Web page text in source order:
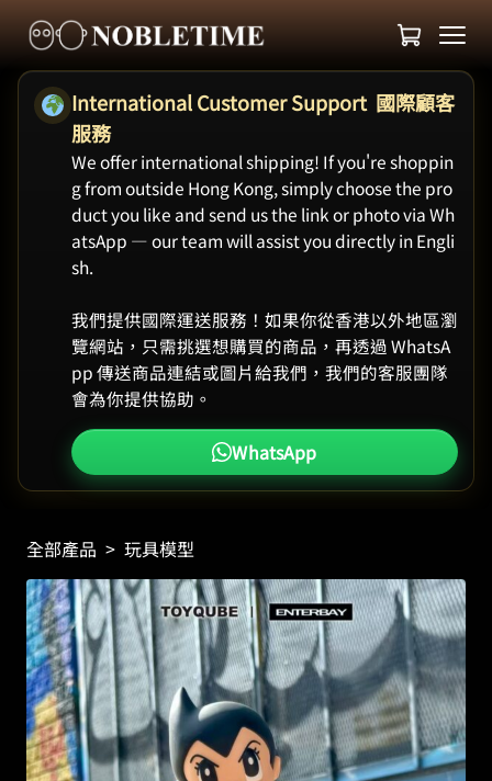
International Customer Support 國際顧客
服務
We offer international shipping! If you're shoppin
g from outside Hong Kong, simply choose the pro
duct you like and send us the link or photo via Wh
atsApp — our team will assist you directly in Engli
sh.
我們提供國際運送服務！如果你從香港以外地區瀏
覽網站，只需挑選想購買的商品，再透過 WhatsA
pp 傳送商品連結或圖片給我們，我們的客服團隊
會為你提供協助。
WhatsApp
全部產品 > 玩具模型